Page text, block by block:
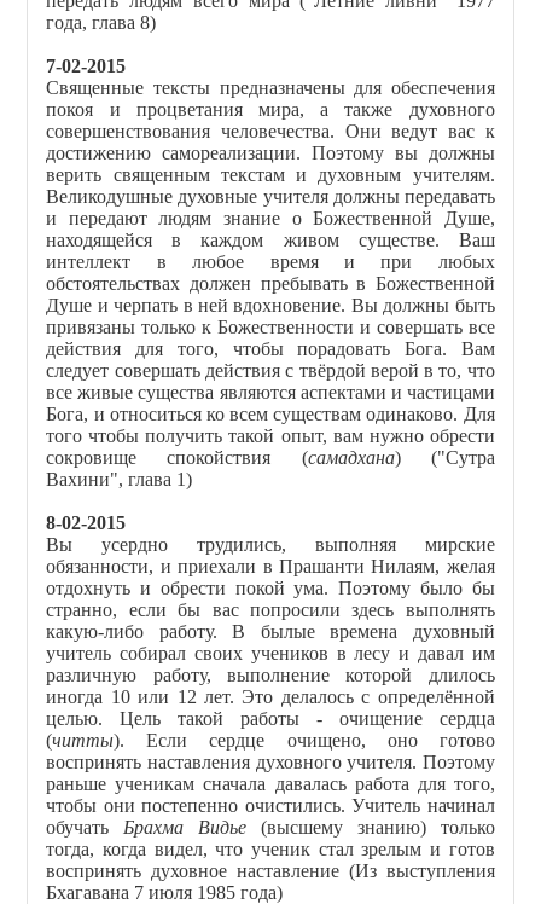
года, глава 8)
7-02-2015
Священные тексты предназначены для обеспечения
покоя и процветания мира, а также духовного
совершенствования человечества. Они ведут вас к
достижению самореализации. Поэтому вы должны
верить священным текстам и духовным учителям.
Великодушные духовные учителя должны передавать
и передают людям знание о Божественной Душе,
находящейся в каждом живом существе. Ваш
интеллект в любое время и при любых
обстоятельствах должен пребывать в Божественной
Душе и черпать в ней вдохновение. Вы должны быть
привязаны только к Божественности и совершать все
действия для того, чтобы порадовать Бога. Вам
следует совершать действия с твёрдой верой в то, что
все живые существа являются аспектами и частицами
Бога, и относиться ко всем существам одинаково. Для
того чтобы получить такой опыт, вам нужно обрести
сокровище спокойствия (самадхана) ("Сутра
Вахини", глава 1)
8-02-2015
Вы усердно трудились, выполняя мирские
обязанности, и приехали в Прашанти Нилаям, желая
отдохнуть и обрести покой ума. Поэтому было бы
странно, если бы вас попросили здесь выполнять
какую-либо работу. В былые времена духовный
учитель собирал своих учеников в лесу и давал им
различную работу, выполнение которой длилось
иногда 10 или 12 лет. Это делалось с определённой
целью. Цель такой работы - очищение сердца
(читты). Если сердце очищено, оно готово
воспринять наставления духовного учителя. Поэтому
раньше ученикам сначала давалась работа для того,
чтобы они постепенно очистились. Учитель начинал
обучать Брахма Видье (высшему знанию) только
тогда, когда видел, что ученик стал зрелым и готов
воспринять духовное наставление (Из выступления
Бхагавана 7 июля 1985 года)